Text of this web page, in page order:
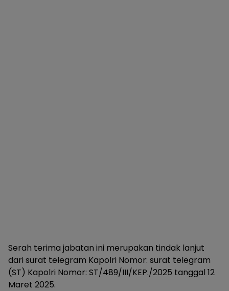
Serah terima jabatan ini merupakan tindak lanjut
dari surat telegram Kapolri Nomor: surat telegram
(ST) Kapolri Nomor: ST/489/III/KEP./2025 tanggal 12
Maret 2025.